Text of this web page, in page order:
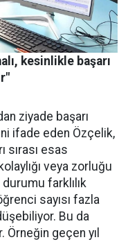
kesinlikle başarı
ziyade başarı
ifade eden Özçelik,
sırası esas
veya zorluğu
farklılık
sayısı fazla
Bu da
Örneğin geçen yıl